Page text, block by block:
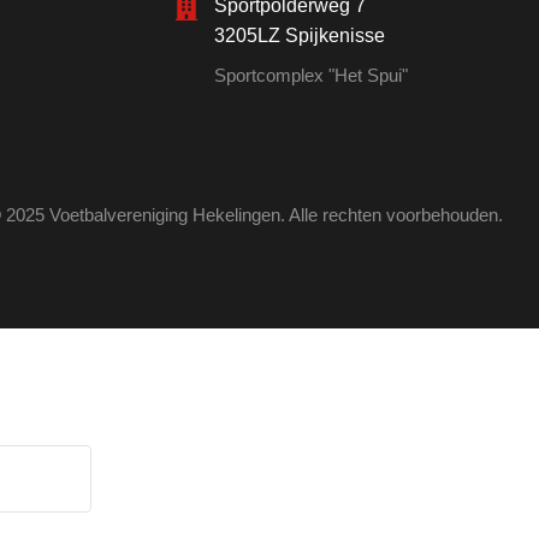
Sportpolderweg 7
3205LZ Spijkenisse
Sportcomplex "Het Spui"
Voetbalvereniging Hekelingen. Alle rechten voorbehouden.